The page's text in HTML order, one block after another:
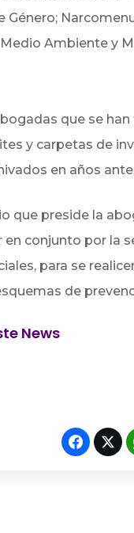
Género;
Ambiente y
que se
y carpetas de
en años
que preside la
en conjunto por la
para se
de
News